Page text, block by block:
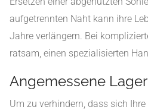
aufgetrennten Naht kann ihre
Jahre verlängern. Bei
ratsam, einen spezialisierten
Angemessene
Um zu verhindern, dass sich